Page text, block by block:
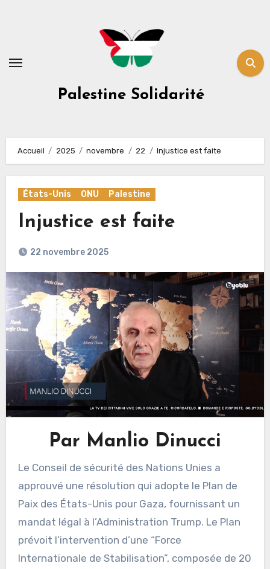
Palestine Solidarité
Accueil 2025 novembre 22 Injustice est faite
États-Unis ONU Palestine
Injustice est faite
22 novembre 2025
Par Manlio Dinucci
Le Conseil de sécurité des Nations Unies a
approuvé une résolution qui adopte le Plan de
Paix des États-Unis pour Gaza, fournissant un
mandat légal à l’Administration Trump. Le Plan
prévoit l’intervention d’une “Force
Internationale de Stabilisation”, composée de 20